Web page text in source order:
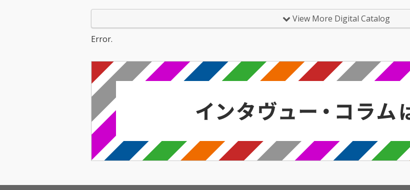
が作詞を手がけた、TV
アニメ『天幕のジャー
け、重厚なベースとエ
ッジの効いたギターが
力強いグルーヴを生み
に重なり、サウンドに
豊かな奥行きをもたら
る、エモーショナルな
キラーチューン。 Fuka
自分自身と向き合う中
が作詞を手がけた、TV
アニメ『天幕のジャー
け、重厚なベースとエ
ッジの効いたギターが
力強いグルーヴを生み
に重なり、サウンドに
豊かな奥行きをもたら
る、エモーショナルな
キラーチューン。 Fuka
自分自身と向き合う中
View More Digital Catalog
Error.